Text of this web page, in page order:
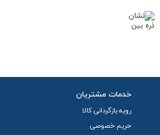
خدمات مشتریان
رویه بازگردانی کالا
حریم خصوصی